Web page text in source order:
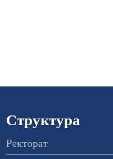
Структура
Ректорат